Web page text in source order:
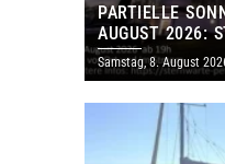
PARTIELLE
AUGUST 2026:
PETERBERG
IHRE TORE
Samstag, 8. August